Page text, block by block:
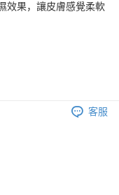
據寫上訂單編號後電郵至
理沒有提供存款單據的訂
款，有關訂單將被取消。
效果，讓皮膚感覺柔軟
客服